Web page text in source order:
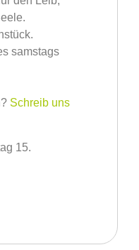
samstags
Schreib uns
15.